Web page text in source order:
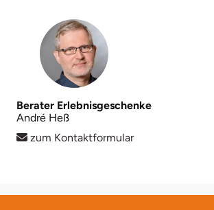
Berater Erlebnisgeschenke
André Heß
zum Kontaktformular
Münster
Nagold
Neckarsulm
Nesselwang